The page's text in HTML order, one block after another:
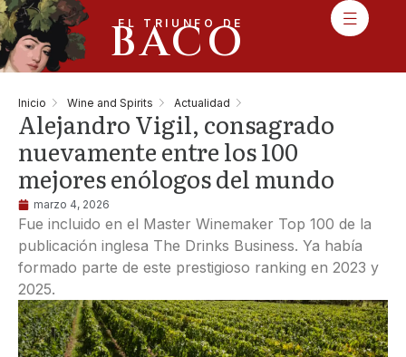
EL TRIUNFO DE
BACO
Inicio Wine and Spirits Actualidad
Alejandro Vigil, consagrado
nuevamente entre los 100
mejores enólogos del mundo
marzo 4, 2026
Fue incluido en el Master Winemaker Top 100 de la
publicación inglesa The Drinks Business. Ya había
formado parte de este prestigioso ranking en 2023 y
2025.